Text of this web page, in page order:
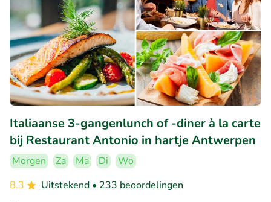
Italiaanse 3-gangenlunch of -diner à la carte
bij Restaurant Antonio in hartje Antwerpen
Morgen Za Ma Di
Wo
8.3
Uitstekend • 233 beoordelingen